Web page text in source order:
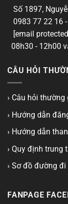
Số 1897,
0983 77 22 16
[email
08h30 - 12h00
CÂU HỎI
› Câu hỏi thường
› Hướng dẫn
› Hướng dẫn
› Quy định trung
› Sơ đồ đường đi
FANPAGE